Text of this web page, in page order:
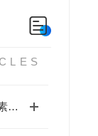
如何正确进行尿液微量元素检测？